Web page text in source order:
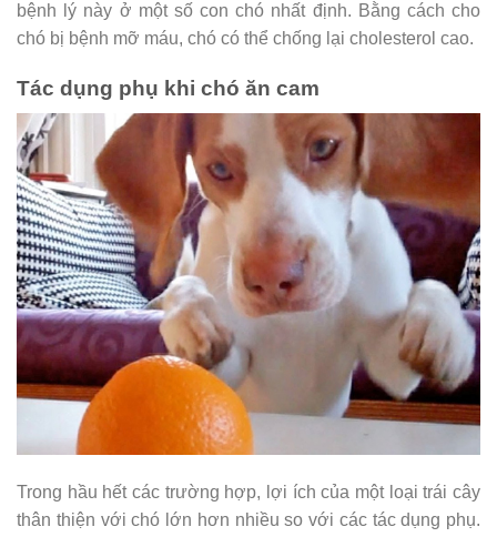
bệnh lý này ở một số con chó nhất định. Bằng cách cho
chó bị bệnh mỡ máu, chó có thể chống lại cholesterol cao.
Tác dụng phụ khi chó ăn cam
Trong hầu hết các trường hợp, lợi ích của một loại trái cây
thân thiện với chó lớn hơn nhiều so với các tác dụng phụ.